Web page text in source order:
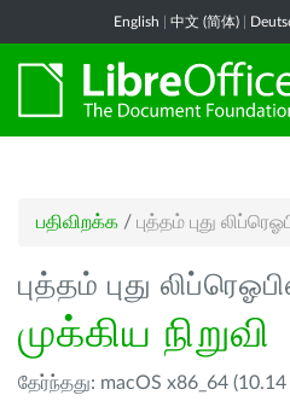
English 中文 (简体)
பதிவிறக்க / புத்தம் புது
புத்தம் புது
முக்கிய நிறுவி
தேர்ந்தது: macOS x86_64